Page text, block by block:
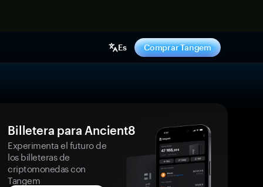
Es Comprar Tangem
Billetera para Ancient8
Experimenta el futuro de
los billeteras de
criptomonedas con
Tangem